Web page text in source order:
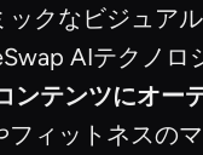
クなビジュア
AIテクノ
ンテンツにオー
ィットネスの